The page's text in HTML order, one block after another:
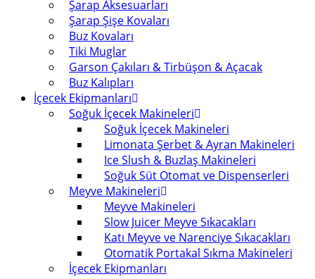
Şarap Aksesuarları
Şarap Şişe Kovaları
Buz Kovaları
Tiki Muglar
Garson Çakıları & Tirbüşon & Açacak
Buz Kalıpları
İçecek Ekipmanları
Soğuk İçecek Makineleri
Soğuk İçecek Makineleri
Limonata Şerbet & Ayran Makineleri
Ice Slush & Buzlaş Makineleri
Soğuk Süt Otomat ve Dispenserleri
Meyve Makineleri
Meyve Makineleri
Slow Juicer Meyve Sıkacakları
Katı Meyve ve Narenciye Sıkacakları
Otomatik Portakal Sıkma Makineleri
İçecek Ekipmanları